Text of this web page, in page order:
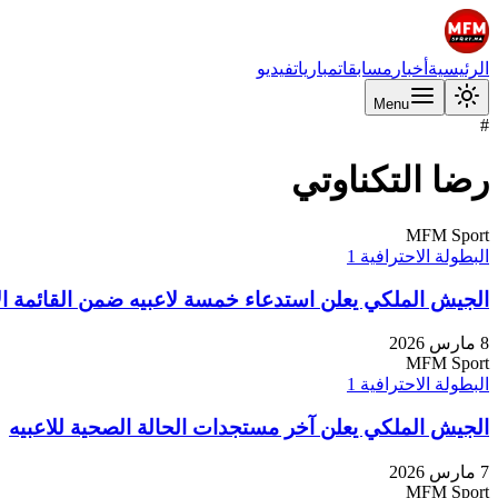
الرئيسية أخبار مسابقاتمبارياتفيديو
Menu
#
رضا التكناوتي
MFM Sport
البطولة الاحترافية 1
الجيش الملكي يعلن استدعاء خمسة لاعبيه ضمن القائمة
8 مارس 2026
MFM Sport
البطولة الاحترافية 1
الجيش الملكي يعلن آخر مستجدات الحالة الصحية للاعبيه
7 مارس 2026
MFM Sport